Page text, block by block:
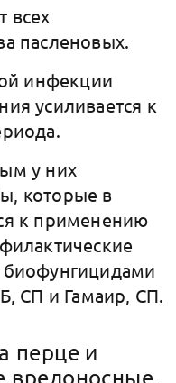
всех
пасленовых.
инфекции
усиливается к
у них
которые в
к применению
биофунгицидами
СП и Гамаир, СП.
перце и
вредоносные,